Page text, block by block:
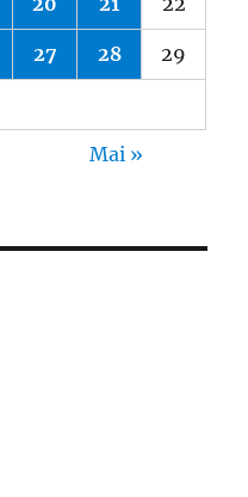
27 28 29
Mai »